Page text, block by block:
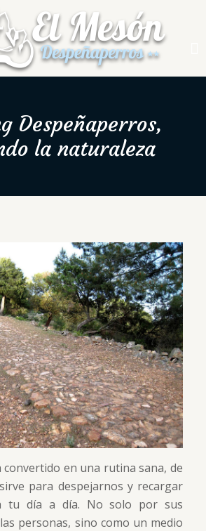
Despeñaperros,
la naturaleza
convertido en una rutina sana, de
para despejarnos y recargar
tu día a día. No solo por sus
personas, sino como un medio